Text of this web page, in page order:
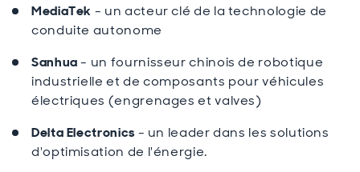
MediaTek - un acteur clé de la technologie de
conduite autonome
Sanhua- un fournisseur chinois de robotique
industrielle et de composants pour véhicules
électriques (engrenages et valves)
Delta Electronics- un leader dans les solutions
d'optimisation de l'énergie.